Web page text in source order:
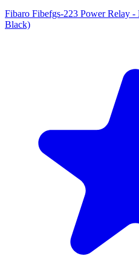
Fibaro Fibefgs-223 Power Relay -
Black)